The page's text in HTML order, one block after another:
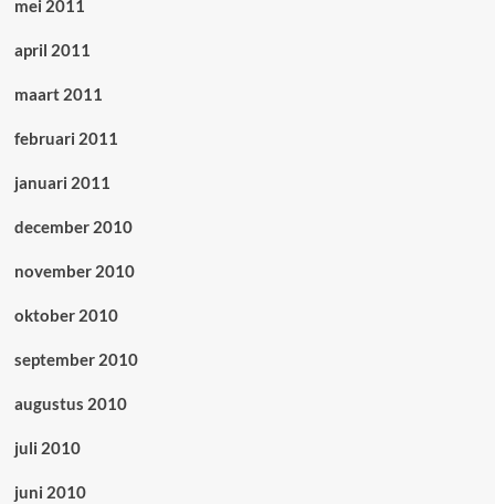
mei 2011
april 2011
maart 2011
februari 2011
januari 2011
december 2010
november 2010
oktober 2010
september 2010
augustus 2010
juli 2010
juni 2010